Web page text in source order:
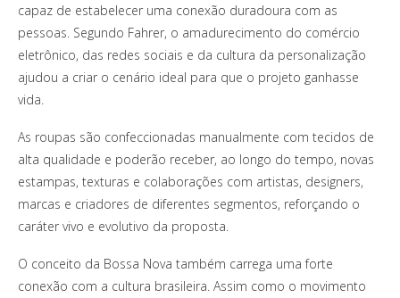
capaz de estabelecer uma conexão duradoura com as
pessoas. Segundo Fahrer, o amadurecimento do comércio
eletrônico, das redes sociais e da cultura da personalização
ajudou a criar o cenário ideal para que o projeto ganhasse
vida.
As roupas são confeccionadas manualmente com tecidos de
alta qualidade e poderão receber, ao longo do tempo, novas
estampas, texturas e colaborações com artistas, designers,
marcas e criadores de diferentes segmentos, reforçando o
caráter vivo e evolutivo da proposta.
O conceito da Bossa Nova também carrega uma forte
conexão com a cultura brasileira. Assim como o movimento